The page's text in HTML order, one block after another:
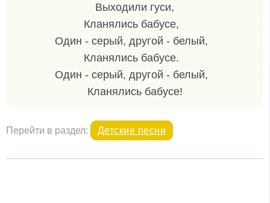
Выходили гуси,
Кланялись бабусе,
Один - серый, другой - белый,
Кланялись бабусе.
Один - серый, другой - белый,
Кланялись бабусе!
Перейти в раздел: Детские песни